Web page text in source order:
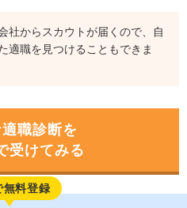
社からスカウトが届くので、自
適職を見つけることもできま
職診断を
受けてみる
無料登録